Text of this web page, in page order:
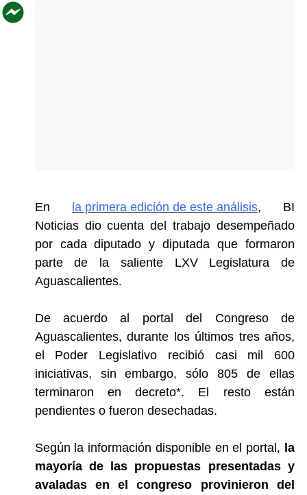
En la primera edición de este análisis, BI
Noticias dio cuenta del trabajo desempeñado
por cada diputado y diputada que formaron
parte de la saliente LXV Legislatura de
Aguascalientes.
De acuerdo al portal del Congreso de
Aguascalientes, durante los últimos tres años,
el Poder Legislativo recibió casi mil 600
iniciativas, sin embargo,sólo 805 de ellas
terminaron en decreto*. El resto están
pendientes o fueron desechadas.
Según la información disponible en el portal, la
mayoría de las propuestas presentadas y
avaladas en el congreso provinieron del